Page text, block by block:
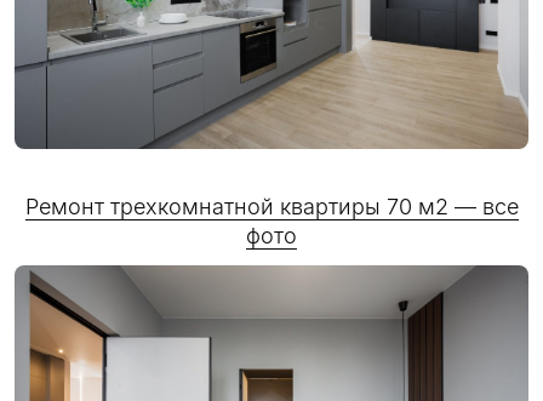
Ремонт трехкомнатной квартиры 70 м2 — все
фото